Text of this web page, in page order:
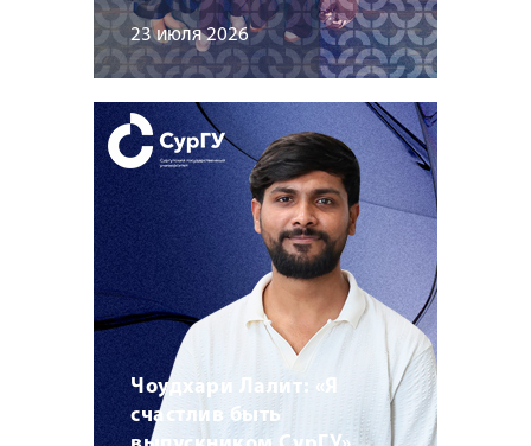
23 июля 2026
Чоудхари Лалит: «Я
счастлив быть